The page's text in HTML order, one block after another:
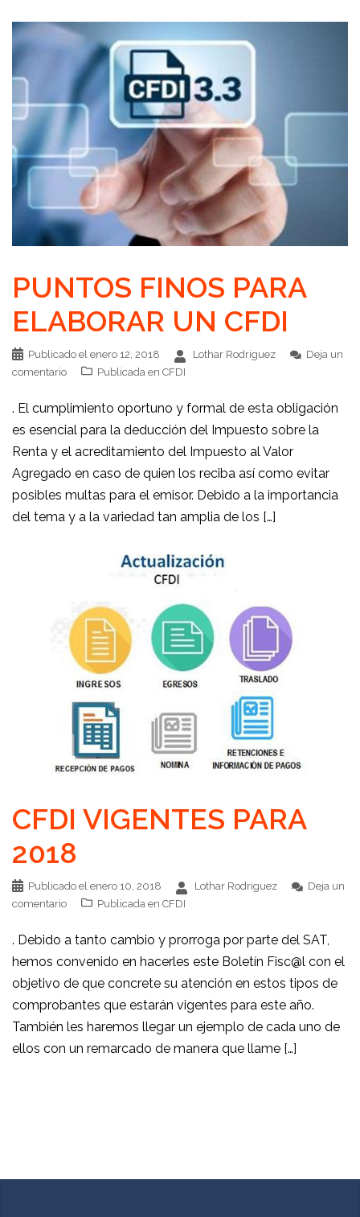
PUNTOS FINOS PARA
ELABORAR UN CFDI
Publicado el enero 12, 2018 Lothar Rodriguez
Deja un
comentario
Publicada en CFDI
. El cumplimiento oportuno y formal de esta obligación
es esencial para la deducción del Impuesto sobre la
Renta y el acreditamiento del Impuesto al Valor
Agregado en caso de quien los reciba así como evitar
posibles multas para el emisor. Debido a la importancia
del tema y a la variedad tan amplia de los […]
CFDI VIGENTES PARA
2018
Publicado el enero 10, 2018 Lothar Rodriguez
Deja un
comentario
Publicada en CFDI
. Debido a tanto cambio y prorroga por parte del SAT,
hemos convenido en hacerles este Boletín Fisc@l con el
objetivo de que concrete su atención en estos tipos de
comprobantes que estarán vigentes para este año.
También les haremos llegar un ejemplo de cada uno de
ellos con un remarcado de manera que llame […]